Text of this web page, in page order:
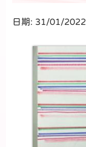
日期: 31/01/2022